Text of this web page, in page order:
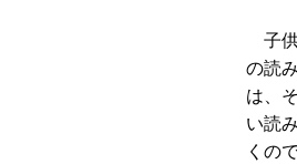
子
の読
は、
い読
くの